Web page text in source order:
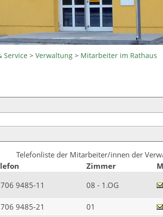
Service >Verwaltung > Mitarbeiter im Rathaus
Telefonliste der Mitarbeiter/innen der
Zimmer
9485-11 08 - 1.OG
9485-21 01